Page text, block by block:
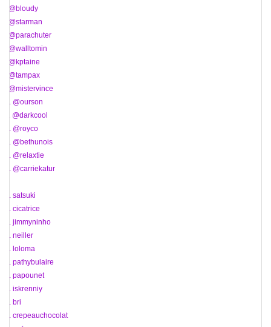
3. @bloudy
4. @starman
5. @parachuter
6. @walltomin
7. @kptaine
8. @tampax
9. @mistervince
10. @ourson
11. @darkcool
12. @royco
13. @bethunois
14. @relaxtie
15. @carriekatur
16. satsuki
17. cicatrice
18. jimmyninho
19. neiller
20. loloma
21. pathybulaire
22. papounet
23. iskrenniy
24. bri
25. crepeauchocolat